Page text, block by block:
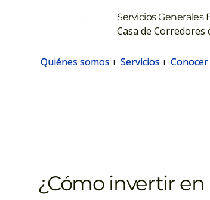
Quiénes somos Servicios
Quiénes somos Servicios
Servicios Generales
Casa de Corredores
¿Cómo invertir en